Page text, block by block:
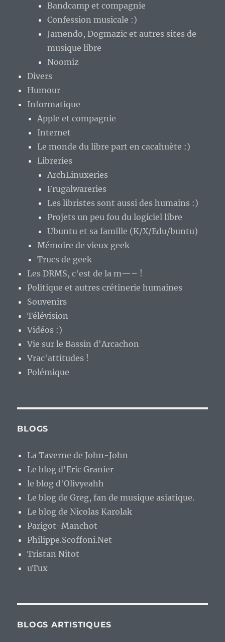
Bandcamp et compagnie
Confession musicale :)
Jamendo, Dogmazic et autres sites de
musique libre
Noomiz
Divers
Humour
Informatique
Apple et compagnie
Internet
Le monde du libre part en cacahuète :)
Libreries
ArchLinuxeries
Frugalwareries
Les libristes sont aussi des humains :)
Projets un peu fou du logiciel libre
Ubuntu et sa famille (K/X/Edu/buntu)
Mémoire de vieux geek
Trucs de geek
Les DRMS, c'est de la m—– !
Politique et autres crétinerie humaines
Souvenirs
Télévision
Vidéos :)
Vie sur le Bassin d'Arcachon
Vrac'attitudes !
Polémique
BLOGS
La Taverne de John-John
Le blog d'Eric Granier
le blog d'Olivyeahh
Le blog de Greg, fan de musique asiatique.
Le blog de Nicolas Karolak
Parigot-Manchot
Philippe.Scoffoni.Net
Tristan Nitot
uTux
BLOGS ARTISTIQUES